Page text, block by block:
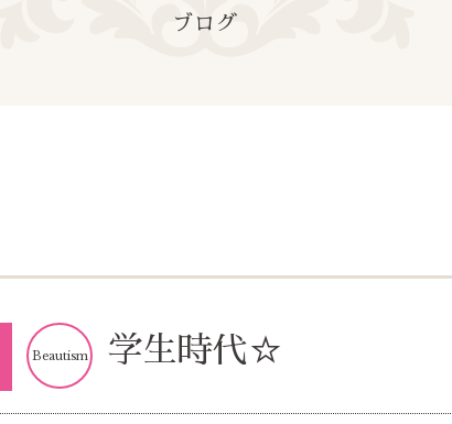
ブログ
Beautism 学生時代☆